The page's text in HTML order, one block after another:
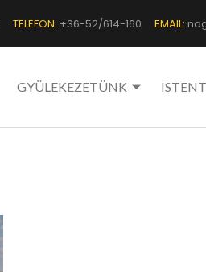
TELEFON: +36-52/614-160 EMAIL:
GYÜLEKEZETÜNK